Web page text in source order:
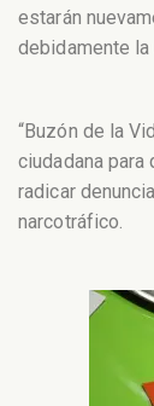
estarán
debidamente
“Buzón de la
ciudadana
radicar
narcotráfico.